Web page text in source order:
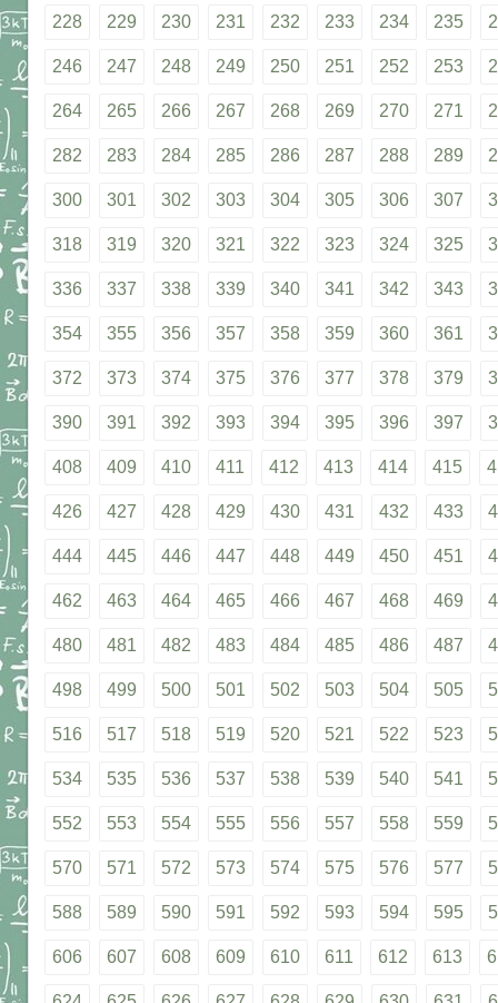
228 229 230 231 232 233 234 235
246 247 248 249 250 251 252 253
264 265 266 267 268 269 270 271
282 283 284 285 286 287 288 289
300 301 302 303 304 305 306 307
318 319 320 321 322 323 324 325
336 337 338 339 340 341 342 343
354 355 356 357 358 359 360 361
372 373 374 375 376 377 378 379
390 391 392 393 394 395 396 397
408 409 410 411 412 413 414 415
426 427 428 429 430 431 432 433
444 445 446 447 448 449 450 451
462 463 464 465 466 467 468 469
480 481 482 483 484 485 486 487
498 499 500 501 502 503 504 505
516 517 518 519 520 521 522 523
534 535 536 537 538 539 540 541
552 553 554 555 556 557 558 559
570 571 572 573 574 575 576 577
588 589 590 591 592 593 594 595
606 607 608 609 610 611 612 613